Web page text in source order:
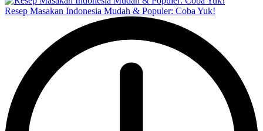
Resep Masakan Indonesia Mudah & Populer: Coba Yuk!